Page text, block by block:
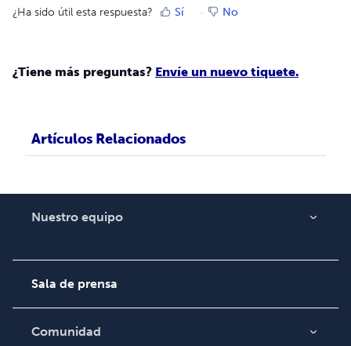
¿Ha sido útil esta respuesta? Sí No
¿Tiene más preguntas? Envíe un nuevo tiquete.
Artículos Relacionados
Nuestro equipo
Empleo
Sala de prensa
Comunidad